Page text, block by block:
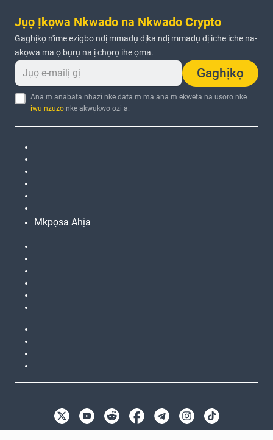
Jụọ Ịkọwa Nkwado na Nkwado Crypto
Gaghịkọ n'ime ezigbo ndị mmadụ dịka ndị mmadụ dị iche iche na-
akọwa ma ọ bụrụ na ị chọrọ ihe ọma.
Gaghịkọ
Ana m anabata nhazi nke data m ma ana m ekweta na usoro nke
iwu nzuzo nke akwụkwọ ozi a.
Mkpọsa Ahịa